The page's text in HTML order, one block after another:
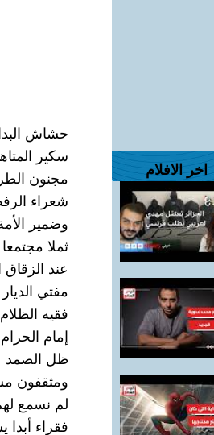
اخر الافلام
حشاش
سكير
مجنون
شعراء
وضمير
ثملا
عند الزقاق
مفتي الديار
فقيه الظلام
إمام الحرام
ظل الصمد
ومثقفون
لم نسمع
فقراء أبدا